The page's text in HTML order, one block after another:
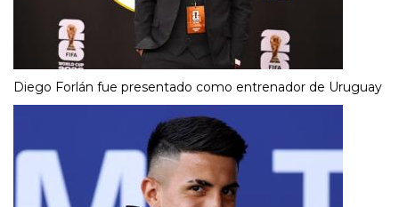
Diego Forlán fue presentado como entrenador de Uruguay